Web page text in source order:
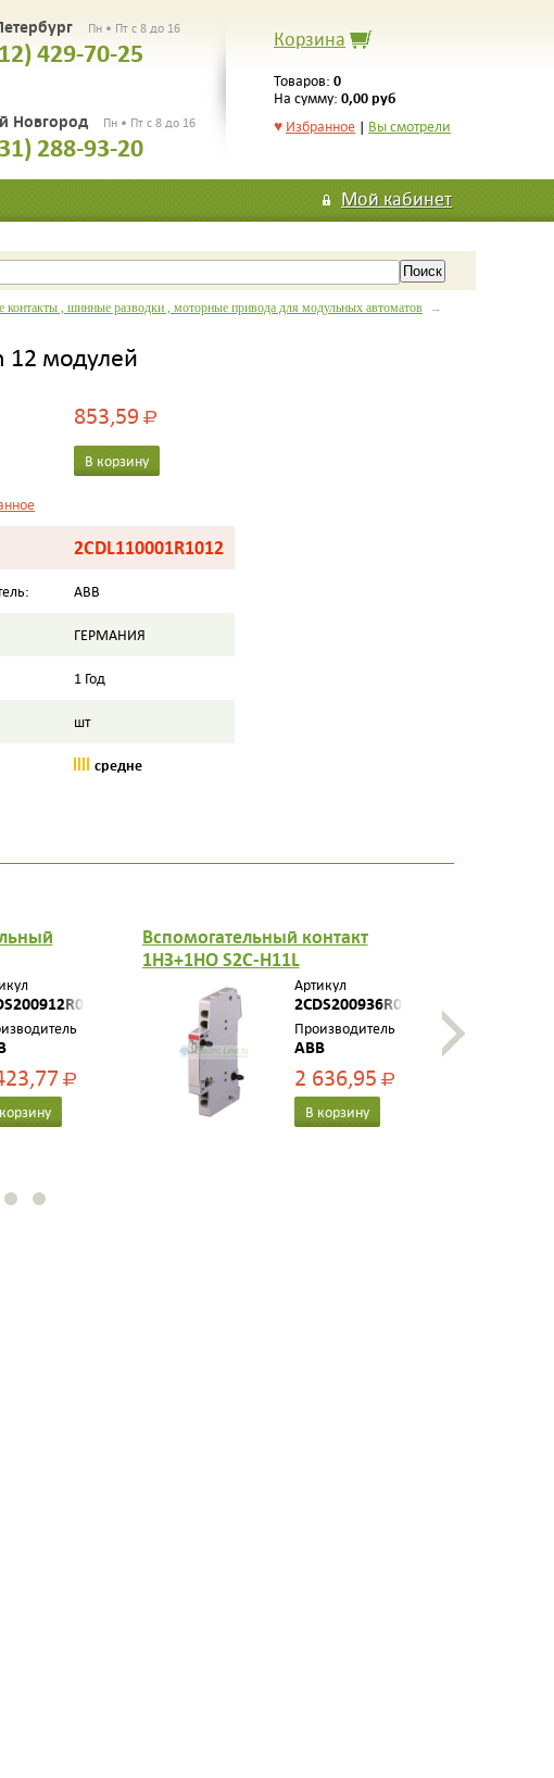
Пн • Пт с 8 до 16
429-70-25
Новгород Пн • Пт с 8 до 16
288-93-20
Корзина
Товаров: 0
На сумму: 0,00 руб
♥ Избранное | Вы смотрели
Мой кабинет
контакты , шинные разводки , моторные привода для модульных автоматов →
12 модулей
853,59Р
В корзину
2CDL110001R1012
ABB
ГЕРМАНИЯ
1 Год
шт
средне
Р
Вспомогательный контакт
1НЗ+1НО S2C-H11L
Артикул
2CDS200936R0001
Производитель
ABB
2 636,95Р
В корзину